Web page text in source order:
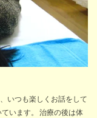
いつも楽しくお話をして
います。 治療の後は体